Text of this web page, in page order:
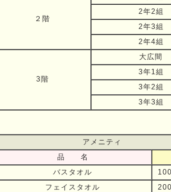
２階
2年2組
2年3組
2年4組
3階
大広間
3年1組
3年2組
3年3組
アメニティ
品 名
バスタオル
フェイスタオル